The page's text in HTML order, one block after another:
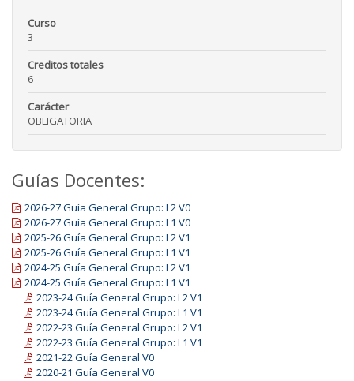
Curso
3
Creditos totales
6
Carácter
OBLIGATORIA
Guías Docentes:
2026-27 Guía General Grupo: L2 V0
2026-27 Guía General Grupo: L1 V0
2025-26 Guía General Grupo: L2 V1
2025-26 Guía General Grupo: L1 V1
2024-25 Guía General Grupo: L2 V1
2024-25 Guía General Grupo: L1 V1
2023-24 Guía General Grupo: L2 V1
2023-24 Guía General Grupo: L1 V1
2022-23 Guía General Grupo: L2 V1
2022-23 Guía General Grupo: L1 V1
2021-22 Guía General V0
2020-21 Guía General V0